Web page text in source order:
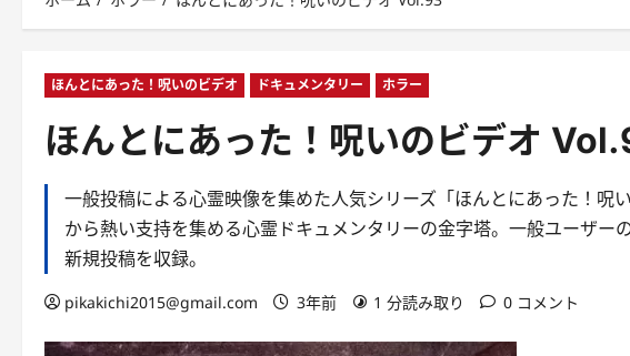
ほんとにあった！呪いのビデオ ドキュメンタリー ホラー
ほんとにあった！呪いのビデオ
一般投稿による心霊映像を集めた人気シリーズ「ほんとにあった！呪
から熱い支持を集める心霊ドキュメンタリーの金字塔。一般ユーザー
新規投稿を収録。
pikakichi2015@gmail.com 3年前 1 分読み取り 0 コメント